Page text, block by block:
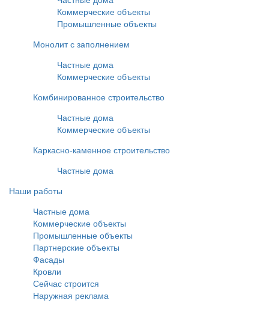
Коммерческие объекты
Промышленные объекты
Монолит с заполнением
Частные дома
Коммерческие объекты
Комбинированное строительство
Частные дома
Коммерческие объекты
Каркасно-каменное строительство
Частные дома
Наши работы
Частные дома
Коммерческие объекты
Промышленные объекты
Партнерские объекты
Фасады
Кровли
Сейчас строится
Наружная реклама